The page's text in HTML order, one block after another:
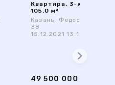
Квартира, 3-комн,
105.0 м²
Казань, Федосеевская
38
15.12.2021 13:13
49 500 000 ₽